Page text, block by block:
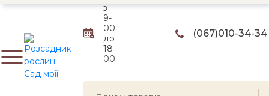
з
9-
00
до
18-
00
(067)010-34-34